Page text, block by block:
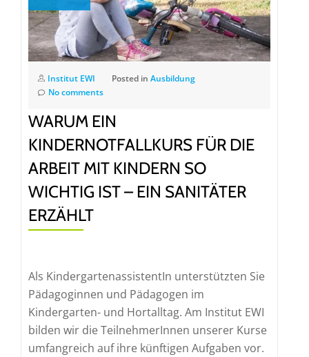
Institut EWI Posted in Ausbildung
No comments
WARUM EIN
KINDERNOTFALLKURS FÜR DIE
ARBEIT MIT KINDERN SO
WICHTIG IST – EIN SANITÄTER
ERZÄHLT
Als KindergartenassistentIn unterstützten Sie
Pädagoginnen und Pädagogen im
Kindergarten- und Hortalltag. Am Institut EWI
bilden wir die TeilnehmerInnen unserer Kurse
umfangreich auf ihre künftigen Aufgaben vor.